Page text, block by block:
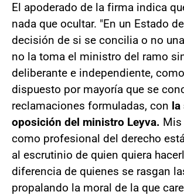
El apoderado de la firma indica
nada que ocultar. "En un Estado
decisión de si se concilia o no
no la toma el ministro del ramo
deliberante e independiente,
dispuesto por mayoría que se
reclamaciones formuladas, con la
oposición del ministro Leyva. Mis
como profesional del derecho
al escrutinio de quien quiera
diferencia de quienes se rasgan
propalando la moral de la que